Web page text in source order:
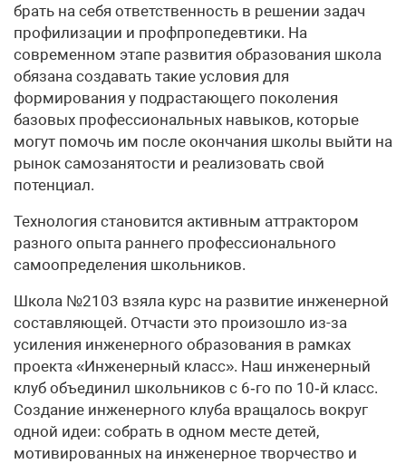
брать на себя ответственность в решении задач
профилизации и профпропедевтики. На
современном этапе развития образования школа
обязана создавать такие условия для
формирования у подрастающего поколения
базовых профессиональных навыков, которые
могут помочь им после окончания школы выйти на
рынок самозанятости и реализовать свой
потенциал.
Технология становится активным аттрактором
разного опыта раннего профессионального
самоопределения школьников.
Школа №2103 взяла курс на развитие инженерной
составляющей. Отчасти это произошло из-за
усиления инженерного образования в рамках
проекта «Инженерный класс». Наш инженерный
клуб объединил школьников с 6‑го по 10‑й класс.
Создание инженерного клуба вращалось вокруг
одной идеи: собрать в одном месте детей,
мотивированных на инженерное творчество и